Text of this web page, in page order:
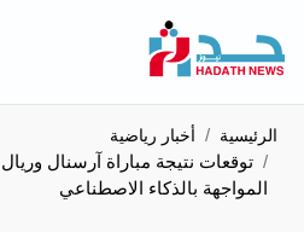
الرئيسية أخبار رياضية
توقعات نتيجة مباراة آرسنال
المواجهة بالذكاء الاصطناعي